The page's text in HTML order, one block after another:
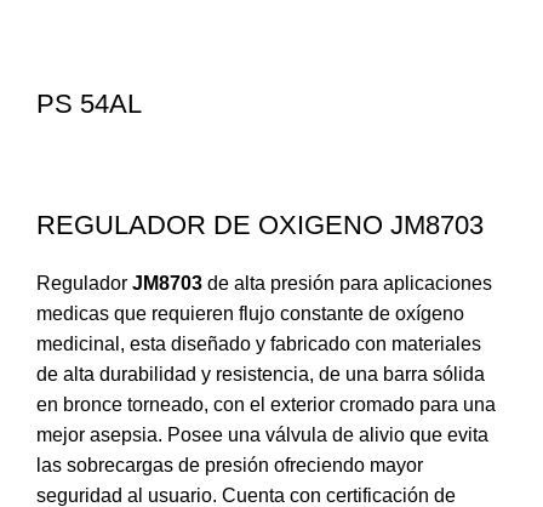
PS 54AL
REGULADOR DE OXIGENO JM8703
Regulador JM8703 de alta presión para aplicaciones
medicas que requieren flujo constante de oxígeno
medicinal, esta diseñado y fabricado con materiales
de alta durabilidad y resistencia, de una barra sólida
en bronce torneado, con el exterior cromado para una
mejor asepsia. Posee una válvula de alivio que evita
las sobrecargas de presión ofreciendo mayor
seguridad al usuario. Cuenta con certificación de